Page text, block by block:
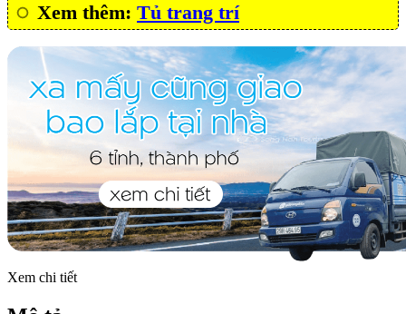
Xem thêm: Tủ trang trí
Xem chi tiết